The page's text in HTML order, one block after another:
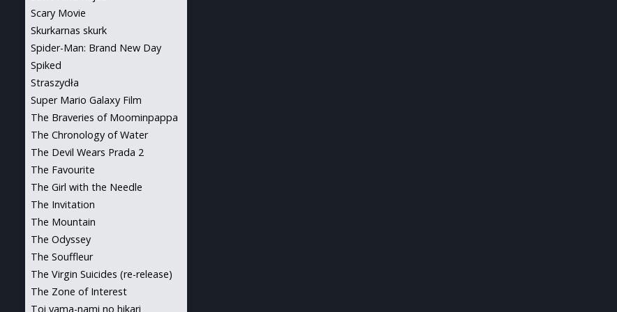
Scary Movie
Skurkarnas skurk
Spider-Man: Brand New Day
Spiked
Straszydła
Super Mario Galaxy Film
The Braveries of Moominpappa
The Chronology of Water
The Devil Wears Prada 2
The Favourite
The Girl with the Needle
The Invitation
The Mountain
The Odyssey
The Souffleur
The Virgin Suicides (re-release)
The Zone of Interest
Toi yama-nami no hikari